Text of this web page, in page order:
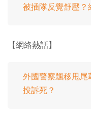
被插隊反覺舒壓？
【網絡熱話】
外國警察飄移甩尾
投訴死？